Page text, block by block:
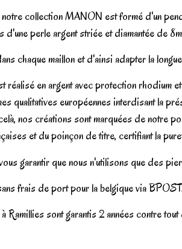
collection MANON est formé d'un
perle argent striée et diamantée de
chaque maillon et d'ainsi adapter la
réalisé en argent avec protection
européennes interdisant la
nos créations sont marquées de notre
et du poinçon de titre, certifiant la
garantir que nous n'utilisons que des
frais de port pour la belgique via
Ramillies sont garantis 2 années contre